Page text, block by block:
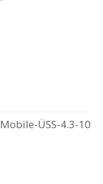
Mobile-ÜSS-4.3-10